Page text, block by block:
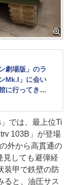
劇場版」のラ
Mk.I」に会い
に行ってきた
では、最上位Ti
103B」が登場
外から高貫通の
見しても避弾経
装甲で鉄壁の防
ると、油圧サス